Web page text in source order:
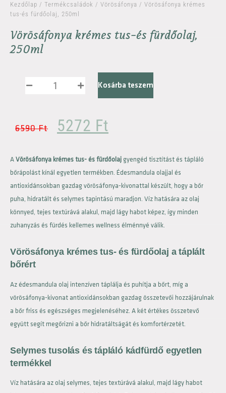
Kezdőlap / Termékcsaládok / Vörösáfonya / Vörösáfonya krémes
tus-és fürdőolaj, 250ml
Vörösáfonya krémes tus-és fürdőolaj,
250ml
Kosárba teszem
6590Ft 5272 Ft
AVörösáfonya krémes tus- és fürdőolaj gyengéd tisztítást és tápláló
bőrápolást kínál egyetlen termékben. Édesmandula olajjal és
antioxidánsokban gazdag vörösáfonya-kivonattal készült, hogy a bőr
puha, hidratált és selymes tapintású maradjon. Víz hatására az olaj
könnyed, tejes textúrává alakul, majd lágy habot képez, így minden
zuhanyzás és fürdés kellemes wellness élménnyé válik.
Vörösáfonya krémes tus- és fürdőolaj a táplált
bőrért
Az édesmandula olaj intenzíven táplálja és puhítja a bőrt, míg a
vörösáfonya-kivonat antioxidánsokban gazdag összetevői hozzájárulnak
a bőr friss és egészséges megjelenéséhez. A két értékes összetevő
együtt segít megőrizni a bőr hidratáltságát és komfortérzetét.
Selymes tusolás és tápláló kádfürdő egyetlen
termékkel
Víz hatására az olaj selymes, tejes textúrává alakul, majd lágy habot